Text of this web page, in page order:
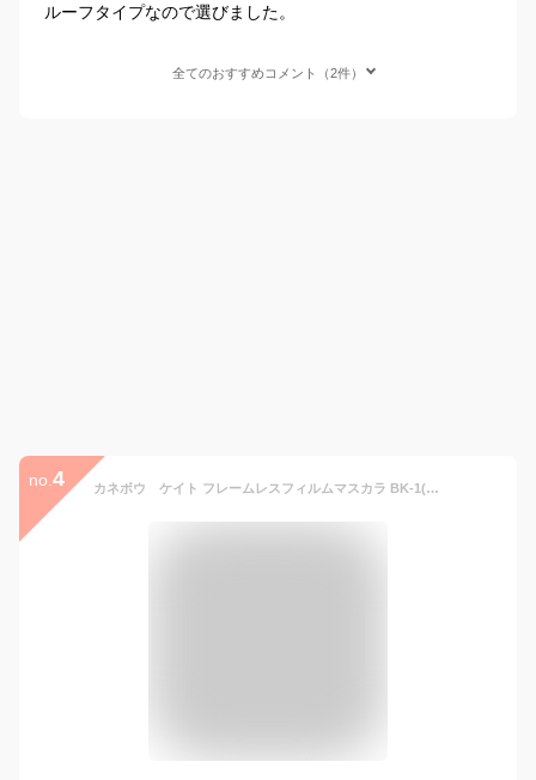
ルーフタイプなので選びました。
全てのおすすめコメント（2件）
no. 4 カネボウ ケイト フレームレスフィルムマスカラ BK-1(8.0g)【KATE(ケイト)】